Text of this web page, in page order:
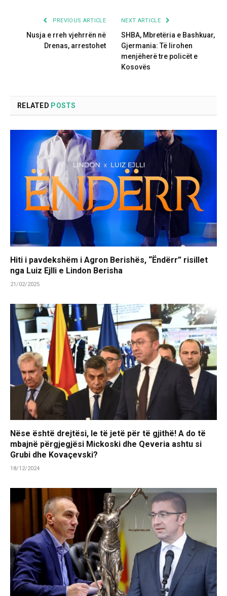
PREVIOUS ARTICLE
Nusja e rreh vjehrrën në
Drenas, arrestohet
NEXT ARTICLE
SHBA, Mbretëria e Bashkuar,
Gjermania: Të lirohen
menjëherë tre policët e
Kosovës
RELATED POSTS
Hiti i pavdekshëm i Agron Berishës, “Ëndërr” risillet
nga Luiz Ejlli e Lindon Berisha
21/02/2025
Nëse është drejtësi, le të jetë për të gjithë! A do të
mbajnë përgjegjësi Mickoski dhe Qeveria ashtu si
Grubi dhe Kovaçevski?
18/12/2024